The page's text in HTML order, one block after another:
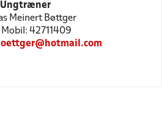
Ungtræner
Meinert Bøttger
Mobil: 42711409